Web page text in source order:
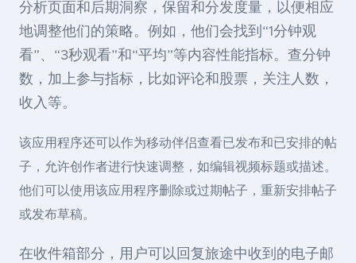
分析页面和后期洞察，保留和分发度量，以便相应
地调整他们的策略。例如，他们会找到“1分钟观
看”、“3秒观看”和“平均”等内容性能指标。查分钟
数，加上参与指标，比如评论和股票，关注人数，
收入等。
该应用程序还可以作为移动伴侣查看已发布和已安排的帖
子，允许创作者进行快速调整，如编辑视频标题或描述。
他们可以使用该应用程序删除或过期帖子，重新安排帖子
或发布草稿。
在收件箱部分，用户可以回复旅途中收到的电子邮